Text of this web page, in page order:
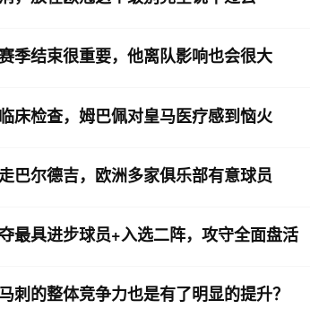
季结束很重要，他离队影响也会很大
床检查，姆巴佩对皇马医疗感到恼火
巴尔德吉，欧洲多家俱乐部有意球员
最具进步球员+入选二阵，攻守全面盘活
刺的整体竞争力也是有了明显的提升？